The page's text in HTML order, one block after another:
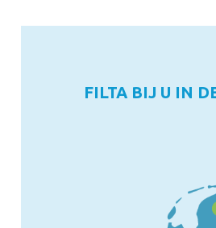
FILTA BIJ U IN